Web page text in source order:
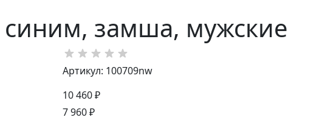
синим, замша, мужские
Артикул: 100709nw
10 460 ₽
7 960 ₽